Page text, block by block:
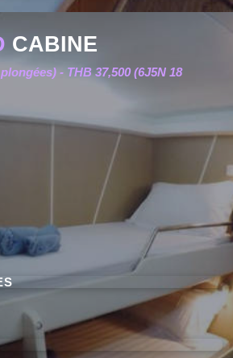
CABINE
- THB 37,500 (6J5N 18